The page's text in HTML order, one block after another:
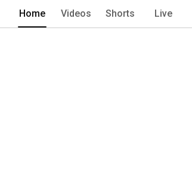
Home Videos Shorts Live